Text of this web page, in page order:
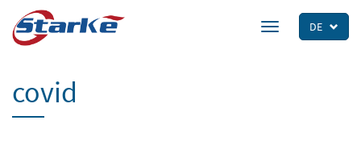
main
DE
Toggle
navigation
covid